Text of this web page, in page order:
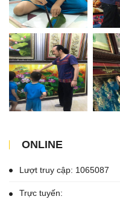
ONLINE
Lượt truy cập: 1065087
Trực tuyến: